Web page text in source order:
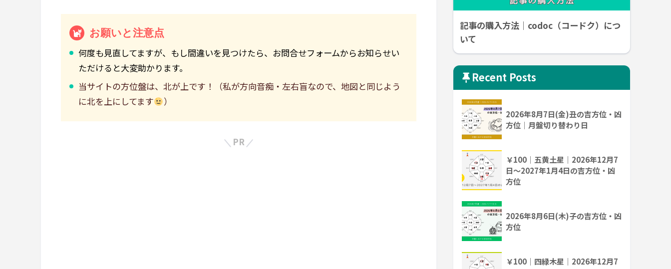
お願いと注意点
何度も見直してますが、もし間違いを見つけたら、お問合せフォームからお知らせい
ただけると大変助かります。
当サイトの方位盤は、北が上です！（私が方向音痴・左右盲なので、地図と同じよう
に北を上にしてます
）
PR
記事の購入方法｜codoc（コードク）につ
いて
Recent Posts
2026年8月7日(金)丑の吉方位・凶
方位｜月盤切り替わり日
￥100｜五黄土星｜2026年12月7
日～2027年1月4日の吉方位・凶
方位
2026年8月6日(木)子の吉方位・凶
方位
￥100｜四緑木星｜2026年12月7